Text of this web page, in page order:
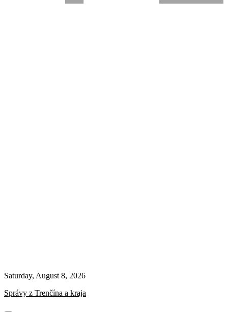
Saturday, August 8, 2026
Správy z Trenčína a kraja